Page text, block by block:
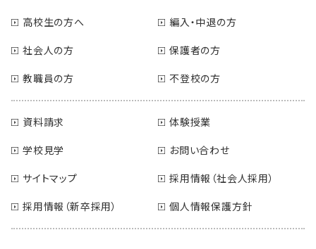
高校生の方へ
編入・中退の方
社会人の方
保護者の方
教職員の方
不登校の方
資料請求
体験授業
学校見学
お問い合わせ
サイトマップ
採用情報（社会人採用）
採用情報（新卒採用）
個人情報保護方針